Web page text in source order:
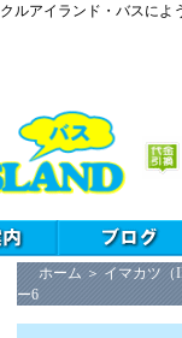
ルアイランド・バスによ
ホーム ＞ イマカツ
ー6